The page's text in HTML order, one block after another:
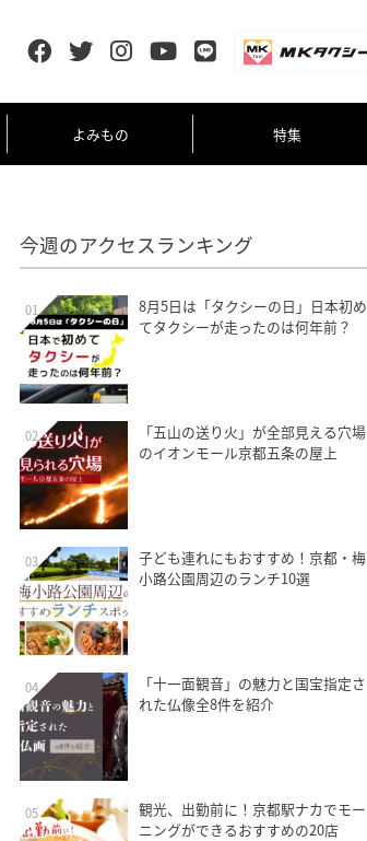
よみもの 特集
今週のアクセスランキング
01
8月5日は「タクシーの日」日本初め
てタクシーが走ったのは何年前？
02
「五山の送り火」が全部見える穴場
のイオンモール京都五条の屋上
03
子ども連れにもおすすめ！京都・梅
小路公園周辺のランチ10選
04
「十一面観音」の魅力と国宝指定さ
れた仏像全8件を紹介
05
観光、出勤前に！京都駅ナカでモー
ニングができるおすすめの20店